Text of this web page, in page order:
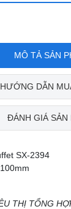
MÔ TẢ SẢN
HƯỚNG DẪN
ĐÁNH GIÁ SẢN
SX-2394
THỊ TỔNG